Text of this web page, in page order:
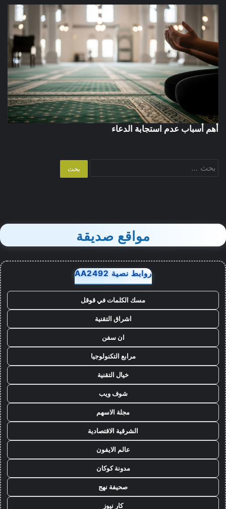
أهم أسباب عدم استجابة الدعاء
عن:
مواقع صديقة
روابط نصية AA2492
مسك الكلمات في قوقل
اشراق التقنية
ان سفن
مرابع التكنولوجيا
خيال التقنية
شوف ويب
مجلة الاسهم
الشرقية الاقتصادية
عالم الايفون
مدونة كوكان
صحيفة نهج
كار نيوز